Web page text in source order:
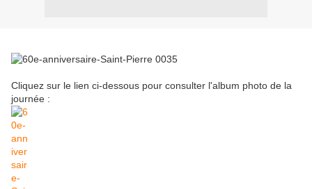
Cliquez sur le lien ci-dessous pour consulter l'album photo de la
journée :